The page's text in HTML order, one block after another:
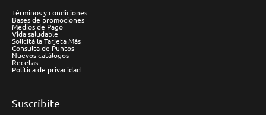
Términos y condiciones
Bases de promociones
Medios de Pago
Vida saludable
Solicitá la Tarjeta Más
Consulta de Puntos
Nuevos catálogos
Recetas
Política de privacidad
Suscríbite